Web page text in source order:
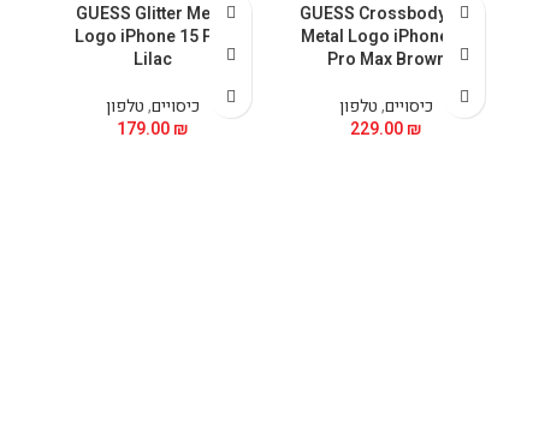
GUESS Crossbody PU
Metal Logo iPhone 15
Pro Max Brown
כיסויים,טלפון
229.00₪
GUESS Glitter Metal
Logo iPhone 15 Pro
Lilac
כיסויים,טלפון
179.00₪